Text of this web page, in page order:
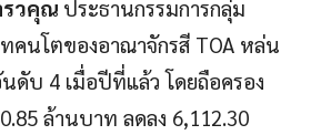
รวคุณ ประธานกรรมการกลุ่ม
คนโตของอาณาจักรสี TOA หล่น
ดับ 4 เมื่อปีที่แล้ว โดยถือครอง
ล้านบาท ลดลง 6,112.30